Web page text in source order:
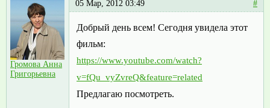
Громова Анна
Григорьевна
05 Мар, 2012 03:49 #
Добрый день всем! Сегодня увидела этот
фильм:
https://www.youtube.com/watch?
v=fQu_vyZvreQ&feature=related
Предлагаю посмотреть.